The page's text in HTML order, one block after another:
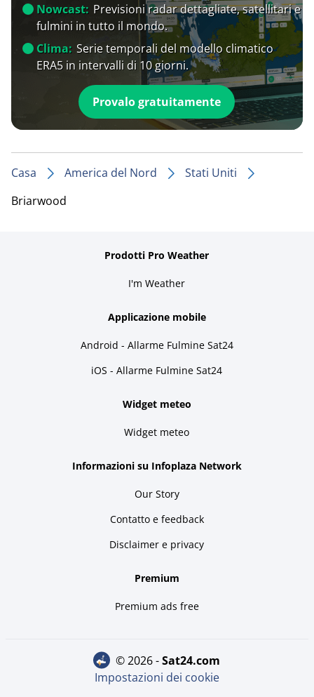
Nowcast: Previsioni radar dettagliate, satellitari e
fulmini in tutto il mondo.
Clima: Serie temporali del modello climatico
ERA5 in intervalli di 10 giorni.
Provalo gratuitamente
Casa America del Nord
Stati Uniti
Briarwood
Prodotti Pro Weather
I'm Weather
Applicazione mobile
Android - Allarme Fulmine Sat24
iOS - Allarme Fulmine Sat24
Widget meteo
Widget meteo
Informazioni su Infoplaza Network
Our Story
Contatto e feedback
Disclaimer e privacy
Premium
Premium ads free
© 2026 - sat24.com
Impostazioni dei cookie